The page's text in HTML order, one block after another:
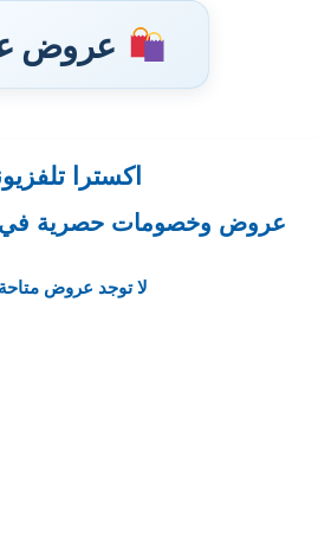
عروض
إلى
اكسترا
عروض وخصومات حصرية في
لا توجد عروض متاحة